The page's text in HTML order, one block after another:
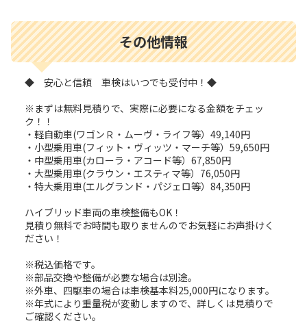
その他情報
◆ 安心と信頼 車検はいつでも受付中！◆
※まずは無料見積りで、実際に必要になる金額をチェッ
ク！！
・軽自動車(ワゴンＲ・ムーヴ・ライフ等）49,140円
・小型乗用車(フィット・ヴィッツ・マーチ等）59,650円
・中型乗用車(カローラ・アコード等）67,850円
・大型乗用車(クラウン・エスティマ等）76,050円
・特大乗用車(エルグランド・パジェロ等）84,350円
ハイブリッド車両の車検整備もOK！
見積り無料でお時間も取りませんのでお気軽にお声掛けく
ださい！
※税込価格です。
※部品交換や整備が必要な場合は別途。
※外車、四駆車の場合は車検基本料25,000円になります。
※年式により重量税が変動しますので、詳しくは見積りで
ご確認ください。